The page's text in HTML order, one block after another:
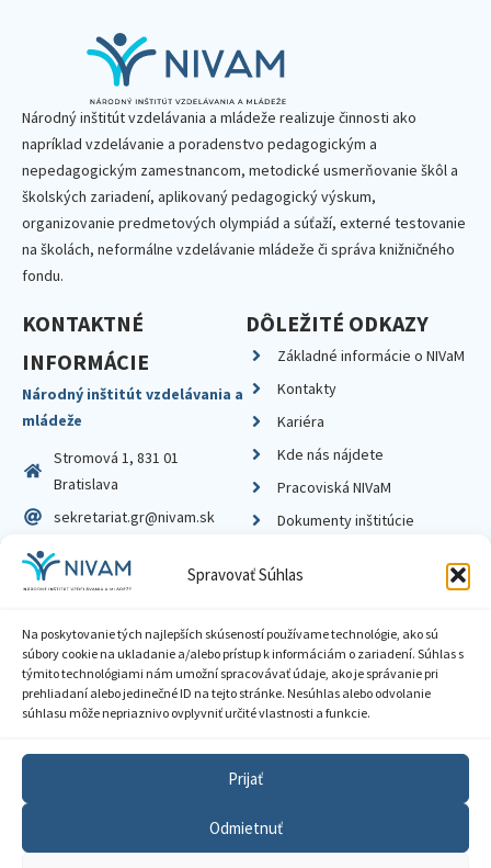
Spravovať Súhlas
Na poskytovanie tých najlepších skúseností používame technológie, ako sú
súbory cookie na ukladanie a/alebo prístup k informáciám o zariadení. Súhlas s
týmito technológiami nám umožní spracovávať údaje, ako je správanie pri
prehliadaní alebo jedinečné ID na tejto stránke. Nesúhlas alebo odvolanie
súhlasu môže nepriaznivo ovplyvniť určité vlastnosti a funkcie.
Prijať
Odmietnuť
Národný inštitút vzdelávania a mládeže realizuje činnosti ako
napríklad vzdelávanie a poradenstvo pedagogickým a
nepedagogickým zamestnancom, metodické usmerňovanie škôl a
školských zariadení, aplikovaný pedagogický výskum,
organizovanie predmetových olympiád a súťaží, externé testovanie
na školách, neformálne vzdelávanie mládeže či správa knižničného
fondu.
KONTAKTNÉ
INFORMÁCIE
Národný inštitút vzdelávania a
mládeže
Stromová 1, 831 01
Bratislava
sekretariat.gr@nivam.sk
IČO: 00164348
DIČ: 2020798714
DÔLEŽITÉ ODKAZY
Základné informácie o NIVaM
Kontakty
Kariéra
Kde nás nájdete
Pracoviská NIVaM
Dokumenty inštitúcie
Zásady ochrany súkromia
Sprístupnenie informácií
Nastavenia cookies